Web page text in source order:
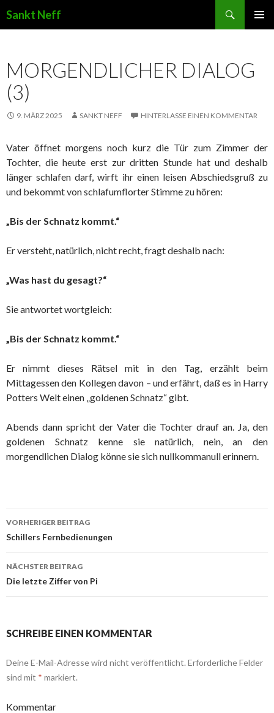
Sankt Neff
MORGENDLICHER DIALOG
(3)
9. MÄRZ 2025 SANKT NEFF HINTERLASSE EINEN KOMMENTAR
Vater öffnet morgens noch kurz die Tür zum Zimmer der
Tochter, die heute erst zur dritten Stunde hat und deshalb
länger schlafen darf, wirft ihr einen leisen Abschiedsgruß zu
und bekommt von schlafumflorter Stimme zu hören:
„Bis der Schnatz kommt.“
Er versteht, natürlich, nicht recht, fragt deshalb nach:
„Was hast du gesagt?“
Sie antwortet wortgleich:
„Bis der Schnatz kommt.“
Er nimmt dieses Rätsel mit in den Tag, erzählt beim
Mittagessen den Kollegen davon – und erfährt, daß es in Harry
Potters Welt einen „goldenen Schnatz“ gibt.
Abends dann spricht der Vater die Tochter drauf an. Ja, den
goldenen Schnatz kenne sie natürlich, nein, an den
morgendlichen Dialog könne sie sich nullkommanull erinnern.
Beitragsnavigation
VORHERIGER BEITRAG
Schillers Fernbedienungen
NÄCHSTER BEITRAG
Die letzte Ziffer von Pi
SCHREIBE EINEN KOMMENTAR
Deine E-Mail-Adresse wird nicht veröffentlicht. Erforderliche Felder
sind mit * markiert.
Kommentar